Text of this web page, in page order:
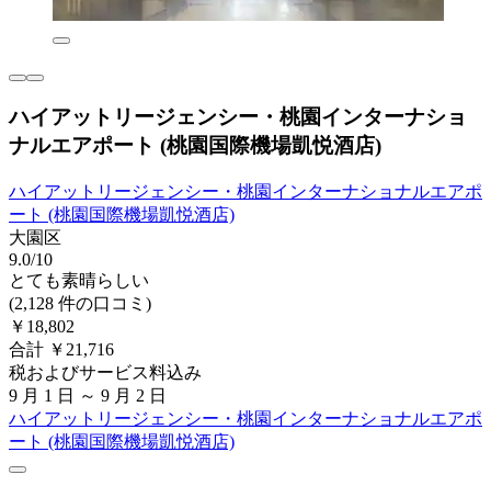
ハイアットリージェンシー・桃園インターナショ
ナルエアポート (桃園国際機場凱悦酒店)
ハイアットリージェンシー・桃園インターナショナルエアポ
ート (桃園国際機場凱悦酒店)
大園区
9.0/10
とても素晴らしい
(2,128 件の口コミ)
￥18,802
合計 ￥21,716
税およびサービス料込み
9 月 1 日 ～ 9 月 2 日
ハイアットリージェンシー・桃園インターナショナルエアポ
ート (桃園国際機場凱悦酒店)